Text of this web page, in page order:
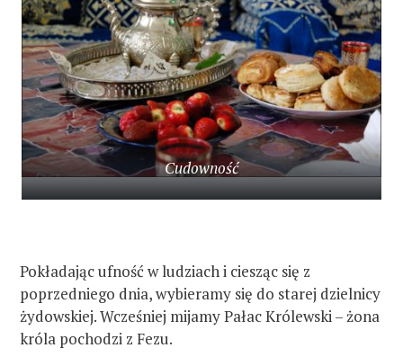
Cudowność
Pokładając ufność w ludziach i ciesząc się z
poprzedniego dnia, wybieramy się do starej dzielnicy
żydowskiej. Wcześniej mijamy Pałac Królewski – żona
króla pochodzi z Fezu.